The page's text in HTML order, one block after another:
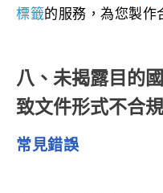
標籤的服務，為您製作
八、未揭露目的
致文件形式不合規
常見錯誤